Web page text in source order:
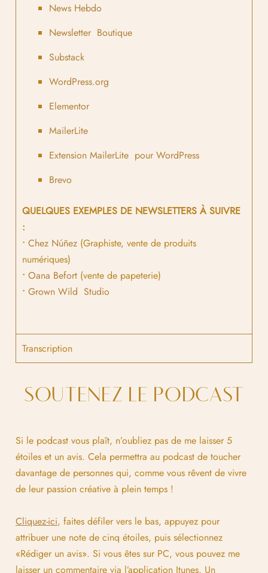
News Hebdo
Newsletter Boutique
Substack
WordPress.org
Elementor
MailerLite
Extension MailerLite pour WordPress
Brevo
QUELQUES EXEMPLES DE NEWSLETTERS À SUIVRE
:
• Chez Núñez (Graphiste, vente de produits
numériques)
• Oana Befort (vente de papeterie)
• Grown Wild Studio
Transcription
SOUTENEZ LE PODCAST
Si le podcast vous plaît, n’oubliez pas de me laisser 5
étoiles et un avis. Cela permettra au podcast de toucher
davantage de personnes qui, comme vous rêvent de vivre
de leur passion créative à plein temps !
Cliquez-ici, faites défiler vers le bas, appuyez pour
attribuer une note de cinq étoiles, puis sélectionnez
«Rédiger un avis». Si vous êtes sur PC, vous pouvez me
laisser un commentaire via l’application Itunes. Un